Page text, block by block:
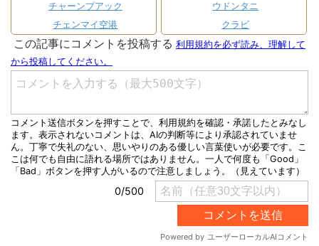
チャーンプアック
チェンマイ空港
ウドンタニ
クラビ